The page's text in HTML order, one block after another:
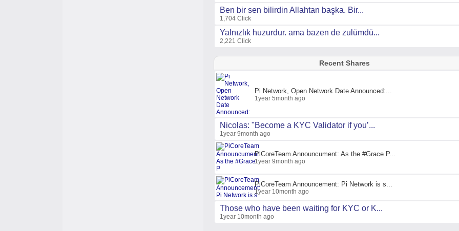
Ben bir sen bilirdin Allahtan başka. Bir...
1,704 Click
Yalnızlık huzurdur. ama bazen de zulümdü...
2,221 Click
Recent Shares
Pi Network, Open Network Date Announced:...
1year 5month ago
Nicolas: "Become a KYC Validator if you’...
1year 9month ago
PiCoreTeam Announcument: As the #Grace P...
1year 9month ago
PiCoreTeam Announcement: Pi Network is s...
1year 10month ago
Those who have been waiting for KYC or K...
1year 10month ago